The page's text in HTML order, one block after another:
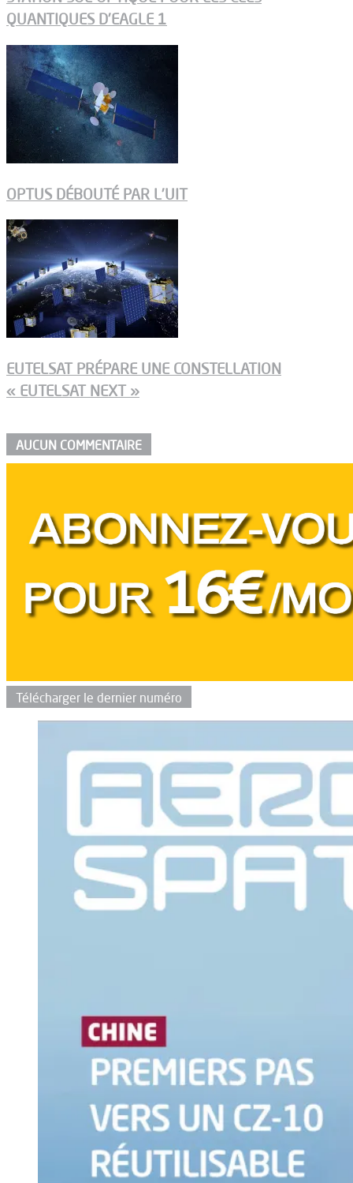
QUANTIQUES D’EAGLE 1
OPTUS DÉBOUTÉ PAR L’UIT
EUTELSAT PRÉPARE UNE CONSTELLATION
« EUTELSAT NEXT »
AUCUN COMMENTAIRE
Télécharger le dernier numéro